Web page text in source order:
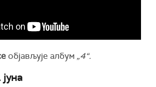
објављује албум „4“.